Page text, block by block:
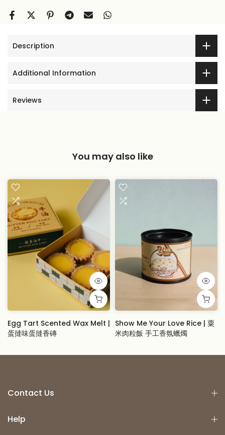
Description
Additional Information
Reviews
You may also like
Egg Tart Scented Wax Melt |
蛋撻味蛋撻香磚
Show Me Your Love Rice | 粟
米肉粒飯 手工香氛蠟燭
Contact Us
Help